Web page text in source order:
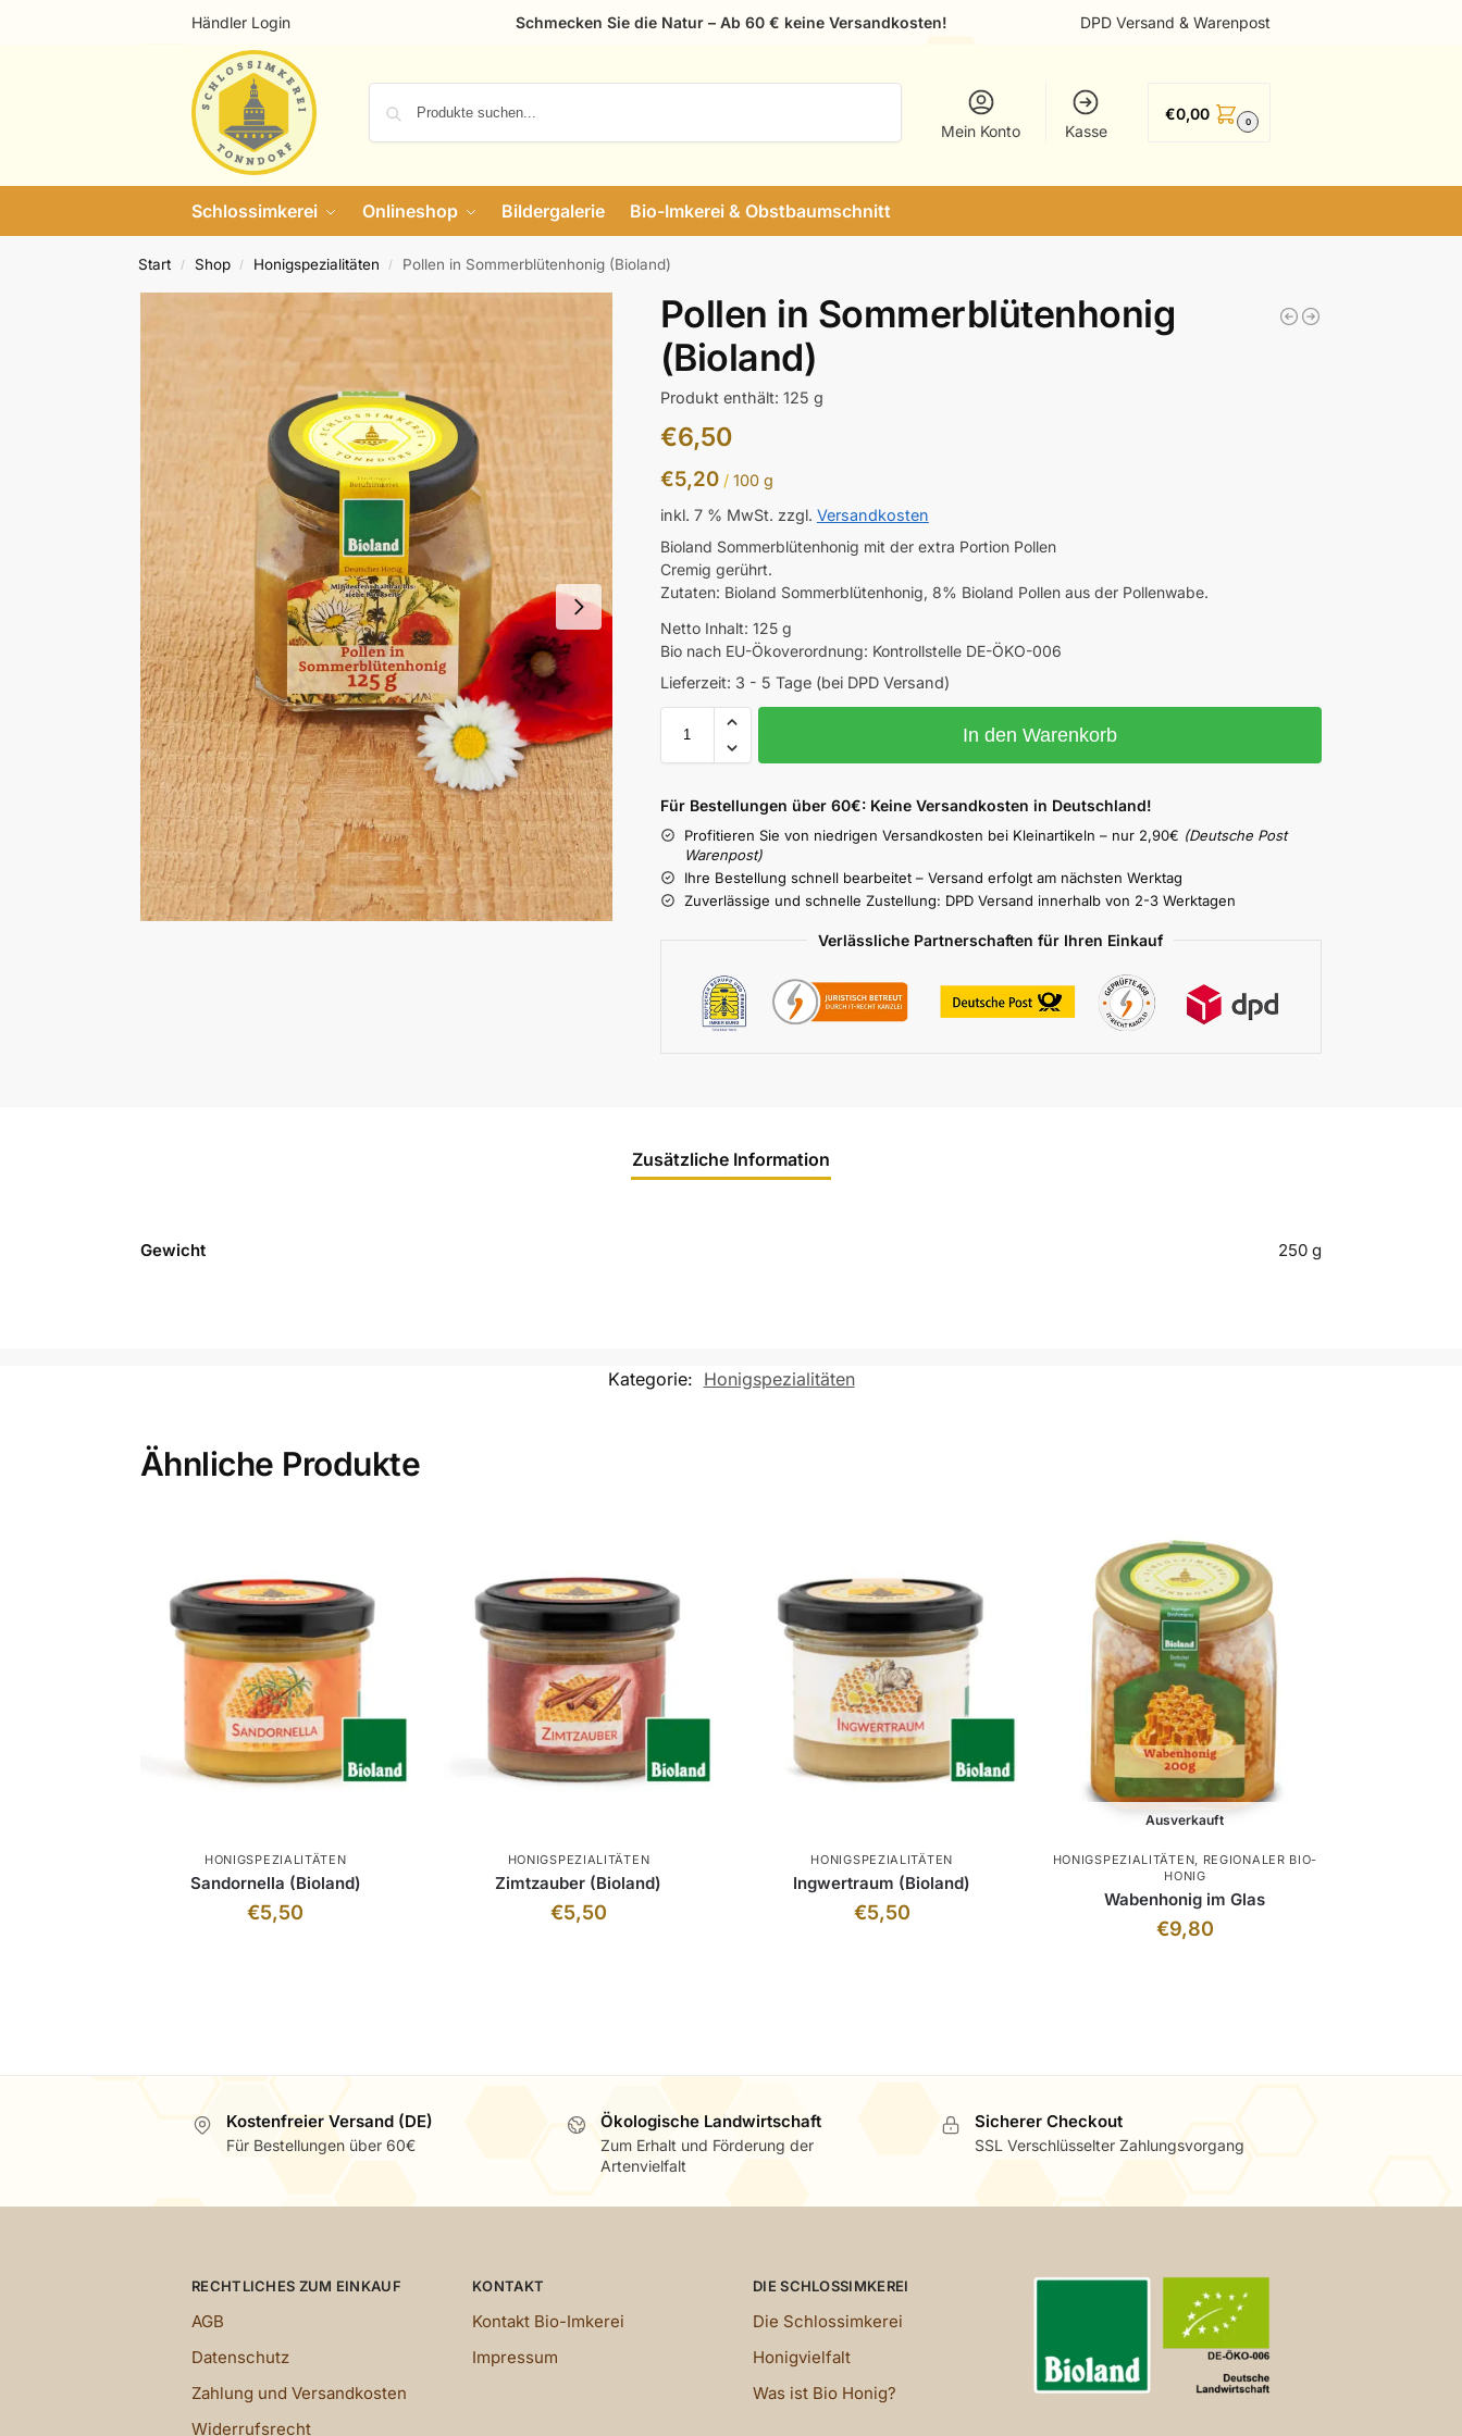
Händler Login Schmecken Sie die Natur – Ab 60 € keine Versandkosten! DPD Versand & Warenpost
Mein Konto Kasse
€0,00 0
Schlossimkerei Onlineshop Bildergalerie Bio-Imkerei & Obstbaumschnitt
Start / Shop / Honigspezialitäten / Pollen in Sommerblütenhonig (Bioland)
Pollen in Sommerblütenhonig
(Bioland)
Produkt enthält: 125 g
€6,50
€5,20/ 100 g
inkl. 7 % MwSt. zzgl. Versandkosten
Bioland Sommerblütenhonig mit der extra Portion Pollen
Cremig gerührt.
Zutaten: Bioland Sommerblütenhonig, 8% Bioland Pollen aus der Pollenwabe.
Netto Inhalt: 125 g
Bio nach EU-Ökoverordnung: Kontrollstelle DE-ÖKO-006
Lieferzeit: 3 - 5 Tage (bei DPD Versand)
In den Warenkorb
Für Bestellungen über 60€: Keine Versandkosten in Deutschland!
Profitieren Sie von niedrigen Versandkosten bei Kleinartikeln – nur 2,90€ (Deutsche Post
Warenpost)
Ihre Bestellung schnell bearbeitet – Versand erfolgt am nächsten Werktag
Zuverlässige und schnelle Zustellung: DPD Versand innerhalb von 2-3 Werktagen
Verlässliche Partnerschaften für Ihren Einkauf
Zusätzliche Information
Gewicht 250 g
Kategorie: Honigspezialitäten
Ähnliche Produkte
HONIGSPEZIALITÄTEN
Sandornella (Bioland)
€5,50
HONIGSPEZIALITÄTEN
Zimtzauber (Bioland)
€5,50
HONIGSPEZIALITÄTEN
Ingwertraum (Bioland)
€5,50
Ausverkauft
HONIGSPEZIALITÄTEN, REGIONALER BIO-
HONIG
Wabenhonig im Glas
€9,80
Kostenfreier Versand (DE)
Für Bestellungen über 60€
Ökologische Landwirtschaft
Zum Erhalt und Förderung der
Artenvielfalt
Sicherer Checkout
SSL Verschlüsselter Zahlungsvorgang
RECHTLICHES ZUM EINKAUF
AGB
Datenschutz
Zahlung und Versandkosten
Widerrufsrecht
KONTAKT
Kontakt Bio-Imkerei
Impressum
DIE SCHLOSSIMKEREI
Die Schlossimkerei
Honigvielfalt
Was ist Bio Honig?